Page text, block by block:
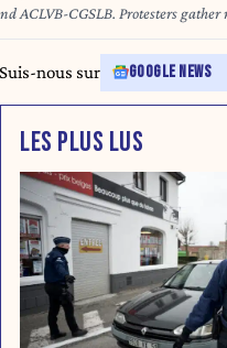
ACLVB-CGSLB. Protesters
centre towards Brussels-South
workers, and policies affecting
Photo Werner Lerooy
Suis-nous sur GOOGLE NEWS
LES PLUS LUS